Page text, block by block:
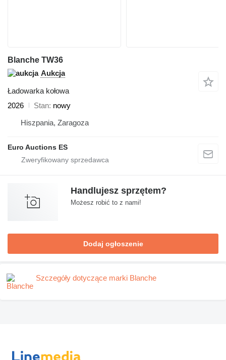
Blanche TW36
Aukcja
Ładowarka kołowa
2026
Stan nowy
Hiszpania, Zaragoza
Euro Auctions ES
Handlujesz sprzętem?
Możesz robić to z nami!
Dodaj ogłoszenie
Szczegóły dotyczące marki Blanche